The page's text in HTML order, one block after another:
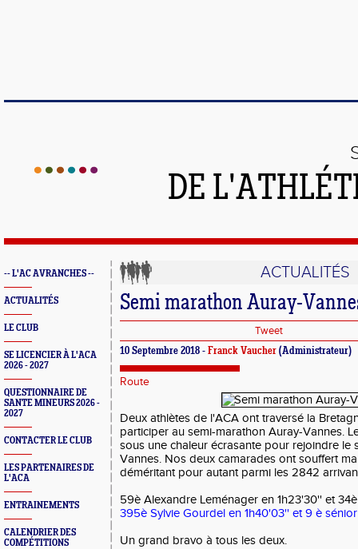
DE
-- L'AC AVRANCHES --
ACTUALITÉS
LE CLUB
SE LICENCIER À L'ACA
2026 - 2027
QUESTIONNAIRE DE
SANTE MINEURS 2026 -
2027
CONTACTER LE CLUB
LES PARTENAIRES DE
L'ACA
ENTRAINEMENTS
CALENDRIER DES
COMPÉTITIONS
ACTUALITÉS
Semi marathon Auray-
Tweet
10 Septembre 2018 - Franck Vaucher (Administrateur)
Route
Deux athlètes de l'ACA ont traversé la
participer au semi-marathon Auray-Vannes.
sous une chaleur écrasante pour rejoindre le
Vannes. Nos deux camarades ont souffert
déméritant pour autant parmi les 2842
59è Alexandre Leménager en 1h23'30'' et
395è Sylvie Gourdel en 1h40'03'' et 9 è
Un grand bravo à tous les deux.